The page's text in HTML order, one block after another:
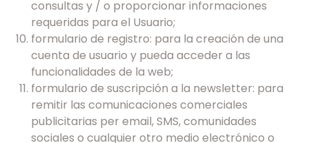
consultas y / o proporcionar informaciones
requeridas para el Usuario;
formulario de registro: para la creación de una
cuenta de usuario y pueda acceder a las
funcionalidades de la web;
formulario de suscripción a la newsletter: para
remitir las comunicaciones comerciales
publicitarias per email, SMS, comunidades
sociales o cualquier otro medio electrónico o